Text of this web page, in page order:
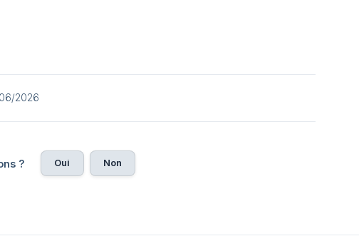
2026
? Oui Non